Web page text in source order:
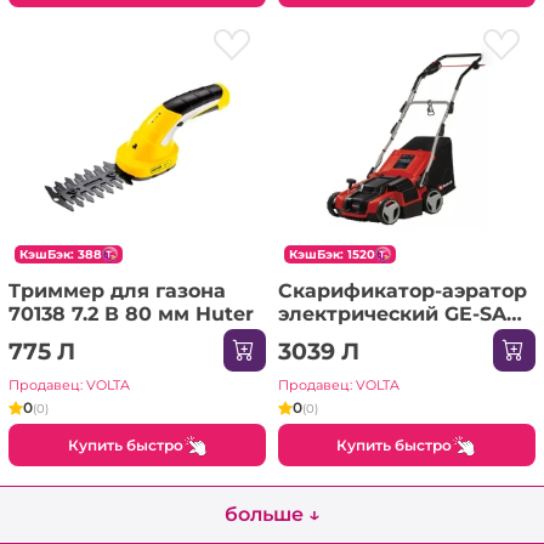
КэшБэк: 388
Tриммер для газона
70138 7.2 В 80 мм Huter
775 Л
Продавец: VOLTA
0(0)
Купить быстро
КэшБэк: 1520
Скарификатор-аэратор
электрический GE-SA
1435/1 220 - 240 В 1400
Вт Einhell
3039 Л
Продавец: VOLTA
0(0)
Купить быстро
больше ↓